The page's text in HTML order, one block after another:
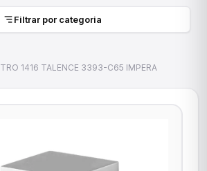
Filtrar por categoria
1416 TALENCE 3393-C65 IMPERA